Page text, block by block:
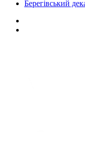
Берегівський